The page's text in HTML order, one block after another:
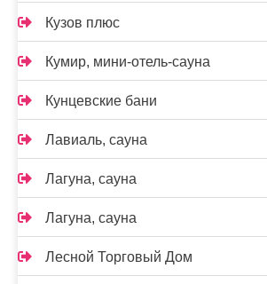
Кузов плюс
Кумир, мини-отель-сауна
Кунцевские бани
Лавиаль, сауна
Лагуна, сауна
Лагуна, сауна
Лесной Торговый Дом